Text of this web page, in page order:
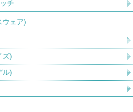
チ
ウェア)
ズ)
ル)